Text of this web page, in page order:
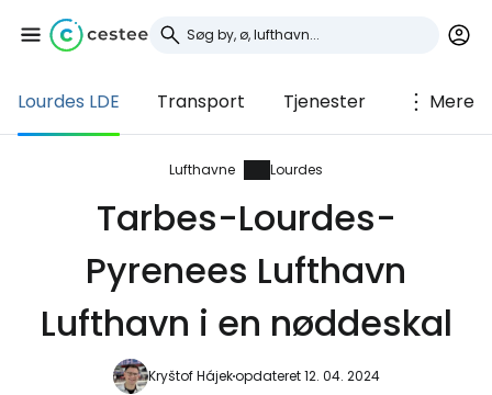
Lourdes LDE Transport Tjenester Mere
Lufthavne Lourdes
Tarbes-Lourdes-
Pyrenees Lufthavn
Lufthavn i en nøddeskal
Kryštof Hájekopdateret 12. 04. 2024
Log ind på Cestee
... det verdensomspændende
Fortsæt med Google